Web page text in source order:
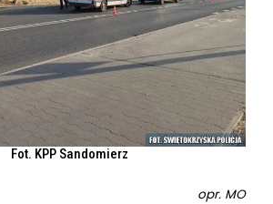
Fot. KPP Sandomierz
opr. MO